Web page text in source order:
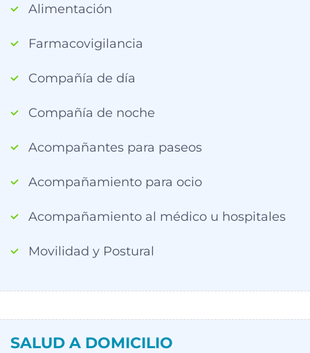
Alimentación
Farmacovigilancia
Compañía de día
Compañía de noche
Acompañantes para paseos
Acompañamiento para ocio
Acompañamiento al médico u hospitales
Movilidad y Postural
SALUD A DOMICILIO